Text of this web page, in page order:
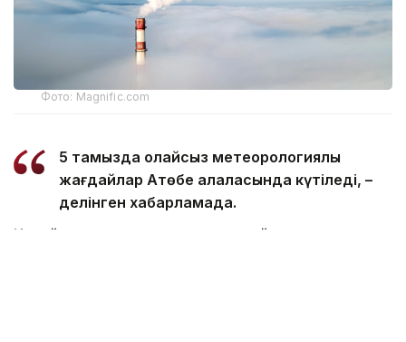
Фото: Magnific.com
5 тамызда қолайсыз метеорологиялық
жағдайлар Ақтөбе қалаласында күтіледі, –
делінген хабарламада.
Қолайсыз метеорологиялық жағдайлар –